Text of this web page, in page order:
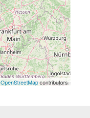
OpenStreetMapcontributors